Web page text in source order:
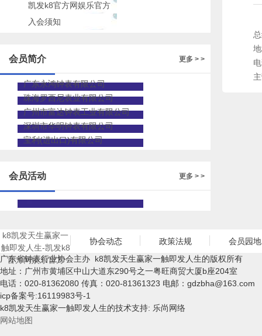
凯发k8官方网娱乐官方
的公告
入会须知
更多 > >
会员简介
广东永鸿钟表有限公司
珠海罗西尼表业有限公司
广州市富达钟表工业有限公司
深圳市华明钟表有限公司
宝利(进出口)有限公司
更多 > >
会员活动
k8凯发天生赢家一
触即发人生-凯发k8
官方网娱乐官方
协会动态 政策法规
会员园地
广东省钟表行业协会主办 k8凯发天生赢家一触即发人生的版权所有
地址：广州市黄埔区中山大道东290号之一粤旺商贸大厦b座204室
电话：020-81362080 传真：020-81361323 电邮： gdzbha@163.com
icp备案号:16119983号-1
k8凯发天生赢家一触即发人生的技术支持: 乐尚网络
网站地图